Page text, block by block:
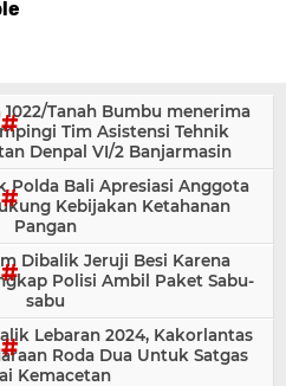
Tanah Bumbu menerima
Tim Asistensi Tehnik
Denpal VI/2 Banjarmasin
Polda Bali Apresiasi Anggota
Kebijakan Ketahanan
Pangan
Dibalik Jeruji Besi Karena
Polisi Ambil Paket Sabu-
sabu
Lebaran 2024, Kakorlantas
Roda Dua Untuk Satgas
Kemacetan